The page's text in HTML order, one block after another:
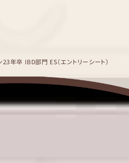
23年卒 IBD部門 ES（エントリーシート）